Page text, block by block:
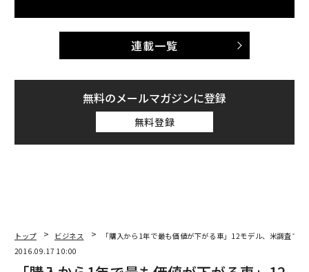
連載一覧
無料のメールマガジンに登録
無料登録
トップ ビジネス
「購入から1年で最も価値が下がる車」12モデル、米調査で判
2016.09.17 10:00